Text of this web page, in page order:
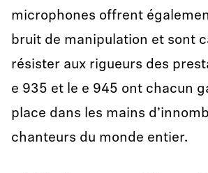
microphones offrent
bruit de manipulation et sont
résister aux rigueurs des
e 935 et le e 945 ont chacun
place dans les mains
chanteurs du monde entier.